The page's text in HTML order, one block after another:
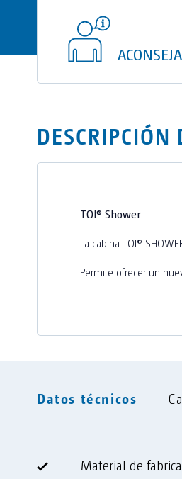
DESCRIPCIÓN
TOI® Shower
La cabina TOI®
Permite ofrecer un
Datos técnicos
Material de
Transporte:
carretilla. Anillas
Serveis
Neteja Extra
Dispensador Gel